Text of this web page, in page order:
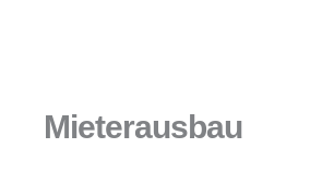
Mieterausbau